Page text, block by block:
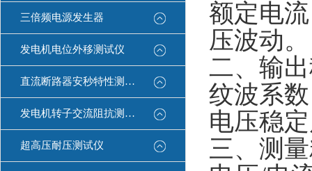
三倍频电源发生器
发电机电位外移测试仪
直流断路器安秒特性测试仪
发电机转子交流阻抗测试仪
超高压耐压测试仪
额定电
压波动。
二、输
纹波系
电压稳
三、测